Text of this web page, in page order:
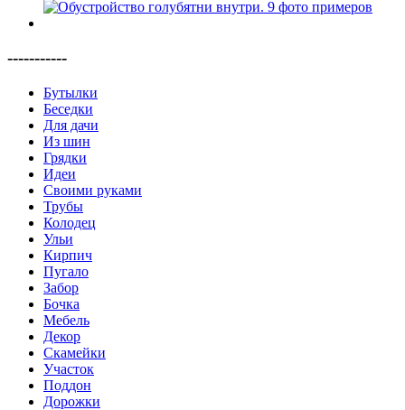
-----------
Бутылки
Беседки
Для дачи
Из шин
Грядки
Идеи
Своими руками
Трубы
Колодец
Ульи
Кирпич
Пугало
Забор
Бочка
Мебель
Декор
Скамейки
Участок
Поддон
Дорожки